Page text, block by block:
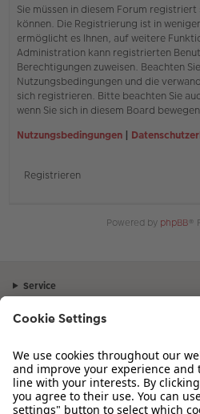
Sie müssen in diesem Forum
können. Die Registrierung ist in
ermöglicht es Ihnen, auf weitere
Administration kann registrierten
Berechtigungen zuweisen. Beachten
Nutzungsbedingungen und die
sich registrieren. Bitte beachten Sie
wenn Sie sich in diesem Board
Nutzungsbedingungen |
Registrieren
Powered by phpBB®
Service
Sortiment